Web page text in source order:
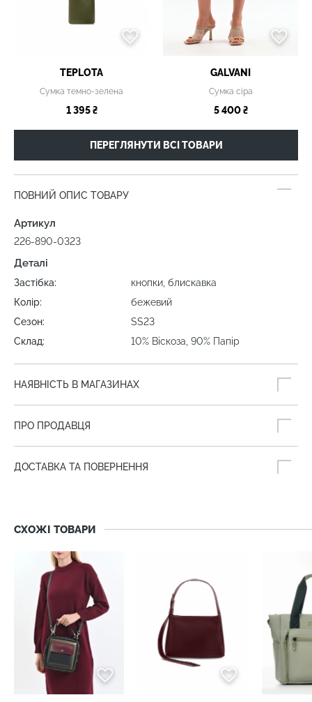
TEPLOTA
Сумка темно-зелена
1 395 ₴
GALVANI
Сумка сіра
5 400 ₴
ПЕРЕГЛЯНУТИ ВСІ ТОВАРИ
ПОВНИЙ ОПИС ТОВАРУ
Артикул
226-890-0323
Деталі
Застібка:
кнопки, блискавка
Колір:
бежевий
Сезон:
SS23
Склад:
10% Віскоза, 90% Папір
НАЯВНІСТЬ В МАГАЗИНАХ
ПРО ПРОДАВЦЯ
ДОСТАВКА ТА ПОВЕРНЕННЯ
СХОЖІ ТОВАРИ